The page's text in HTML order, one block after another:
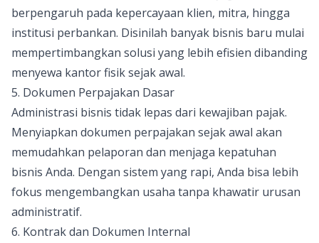
berpengaruh pada kepercayaan klien, mitra, hingga
institusi perbankan. Disinilah banyak bisnis baru mulai
mempertimbangkan solusi yang lebih efisien dibanding
menyewa kantor fisik sejak awal.
5. Dokumen Perpajakan Dasar
Administrasi bisnis tidak lepas dari kewajiban pajak.
Menyiapkan dokumen perpajakan sejak awal akan
memudahkan pelaporan dan menjaga kepatuhan
bisnis Anda. Dengan sistem yang rapi, Anda bisa lebih
fokus mengembangkan usaha tanpa khawatir urusan
administratif.
6. Kontrak dan Dokumen Internal